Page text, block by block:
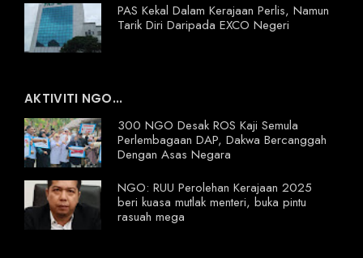
PAS Kekal Dalam Kerajaan Perlis, Namun
Tarik Diri Daripada EXCO Negeri
AKTIVITI NGO...
300 NGO Desak ROS Kaji Semula
Perlembagaan DAP, Dakwa Bercanggah
Dengan Asas Negara
NGO: RUU Perolehan Kerajaan 2025
beri kuasa mutlak menteri, buka pintu
rasuah mega